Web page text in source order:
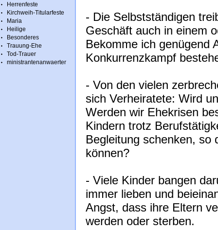
Herrenfeste
Kirchweih-Titularfeste
Maria
Heilige
Besonderes
Trauung-Ehe
Tod-Trauer
ministrantenanwaerter
- Die Selbstständigen
Geschäft auch in einem
Bekomme ich genügend
Konkurrenzkampf
- Von den vielen
sich Verheiratete: Wird
Werden wir Ehekrisen
Kindern trotz
Begleitung schenken, so
können?
- Viele Kinder bangen
immer lieben und
Angst, dass ihre Eltern
werden oder sterben.